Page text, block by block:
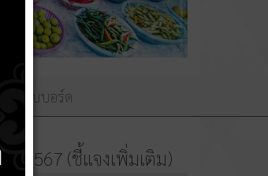
เว็บบอร์ด
ศ.2567 (ชี้แจงเพิ่มเติม)